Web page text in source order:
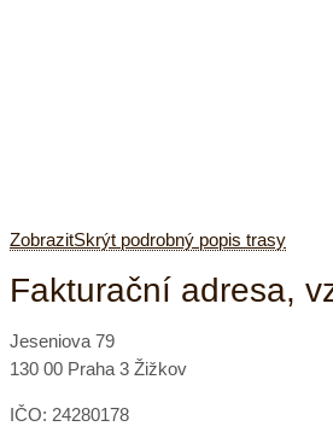
ZobrazitSkrýt podrobný popis trasy
Fakturační adresa,
Jeseniova 79
130 00 Praha 3 Žižkov
IČO: 24280178